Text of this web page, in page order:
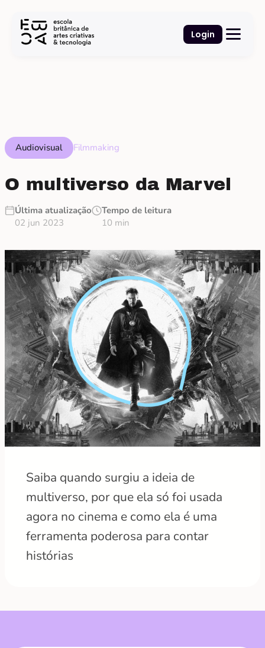
Login
Audiovisual Filmmaking
O multiverso da Marvel
Última atualização
02 jun 2023
Tempo de leitura
10 min
Saiba quando surgiu a ideia de
multiverso, por que ela só foi usada
agora no cinema e como ela é uma
ferramenta poderosa para contar
histórias